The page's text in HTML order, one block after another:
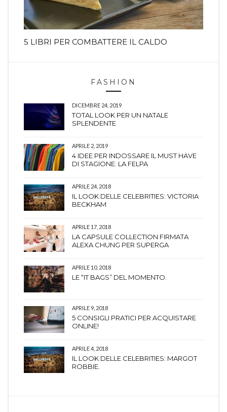
5 LIBRI PER COMBATTERE IL CALDO
FASHION
DICEMBRE 24, 2019
TOTAL LOOK PER UN NATALE
SPLENDENTE
APRILE 2, 2019
4 IDEE PER INDOSSARE IL MUST HAVE
DI STAGIONE: LA FELPA
APRILE 24, 2018
IL LOOK DELLE CELEBRITIES: VICTORIA
BECKHAM
APRILE 17, 2018
LA CAPSULE COLLECTION FIRMATA
ALEXA CHUNG PER SUPERGA
APRILE 10, 2018
LE “IT BAGS” DEL MOMENTO.
APRILE 9, 2018
5 CONSIGLI PRATICI PER ACQUISTARE
ONLINE!
APRILE 4, 2018
IL LOOK DELLE CELEBRITIES: MARGOT
ROBBIE.